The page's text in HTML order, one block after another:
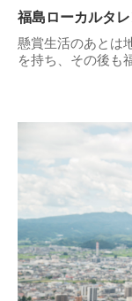
福島ローカルタレ
懸賞生活のあとは
を持ち、その後も